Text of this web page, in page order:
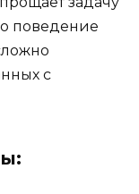
поведение
с